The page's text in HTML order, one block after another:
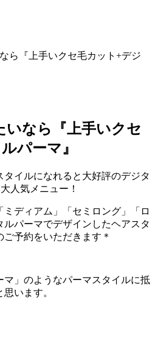
ら『上手いクセ毛カット+デジ
いなら『上手いクセ
パーマ』
イルになれると大好評のデジタ
人気メニュー！
ディアム」「セミロング」「ロ
ルパーマでデザインしたヘアスタ
予約をいただきます＊
マ」のようなパーマスタイルに抵
います。